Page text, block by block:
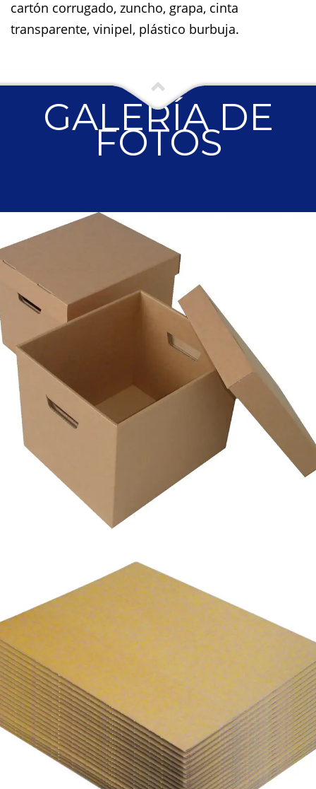
cartón corrugado, zuncho, grapa, cinta
transparente, vinipel, plástico burbuja.
GALERÍA DE
FOTOS